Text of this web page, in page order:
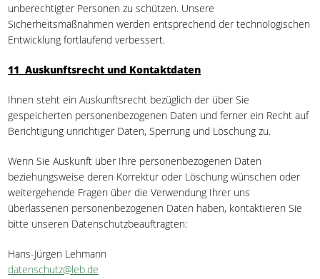
unberechtigter Personen zu schützen. Unsere
Sicherheitsmaßnahmen werden entsprechend der technologischen
Entwicklung fortlaufend verbessert.
11 Auskunftsrecht und Kontaktdaten
Ihnen steht ein Auskunftsrecht bezüglich der über Sie
gespeicherten personenbezogenen Daten und ferner ein Recht auf
Berichtigung unrichtiger Daten, Sperrung und Löschung zu.
Wenn Sie Auskunft über Ihre personenbezogenen Daten
beziehungsweise deren Korrektur oder Löschung wünschen oder
weitergehende Fragen über die Verwendung Ihrer uns
überlassenen personenbezogenen Daten haben, kontaktieren Sie
bitte unseren Datenschutzbeauftragten:
Hans-Jürgen Lehmann
datenschutz@leb.de